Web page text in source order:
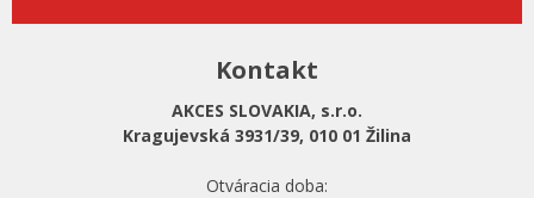
Kontakt
AKCES SLOVAKIA, s.r.o.
Kragujevská 3931/39, 010 01 Žilina
Otváracia doba: